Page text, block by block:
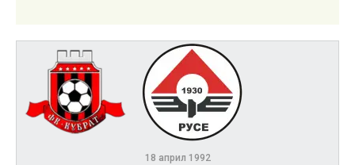
18 април 1992